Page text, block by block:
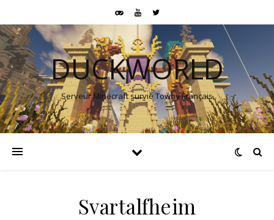
DUCKWORLD
Serveur Minecraft survie Towny Français
Svartalfheim